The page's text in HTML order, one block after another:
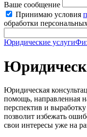
Ваше сообщение
Принимаю условия
обработки
Юридические услуги
Юридическая
помощь, направленная
перспектив и
позволит избежать
свои интересы уже на